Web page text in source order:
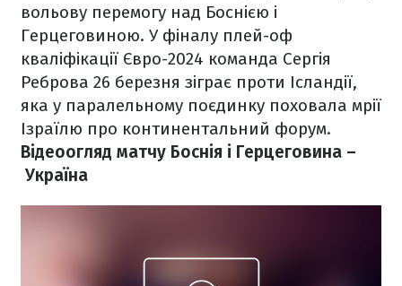
вольову перемогу над Боснією і
Герцеговиною. У фіналу плей-оф
кваліфікації Євро-2024 команда Сергія
Реброва 26 березня зіграє проти Ісландії,
яка у паралельному поєдинку поховала мрії
Ізраїлю про континентальний форум.
Відеоогляд матчу Боснія і Герцеговина –
Україна